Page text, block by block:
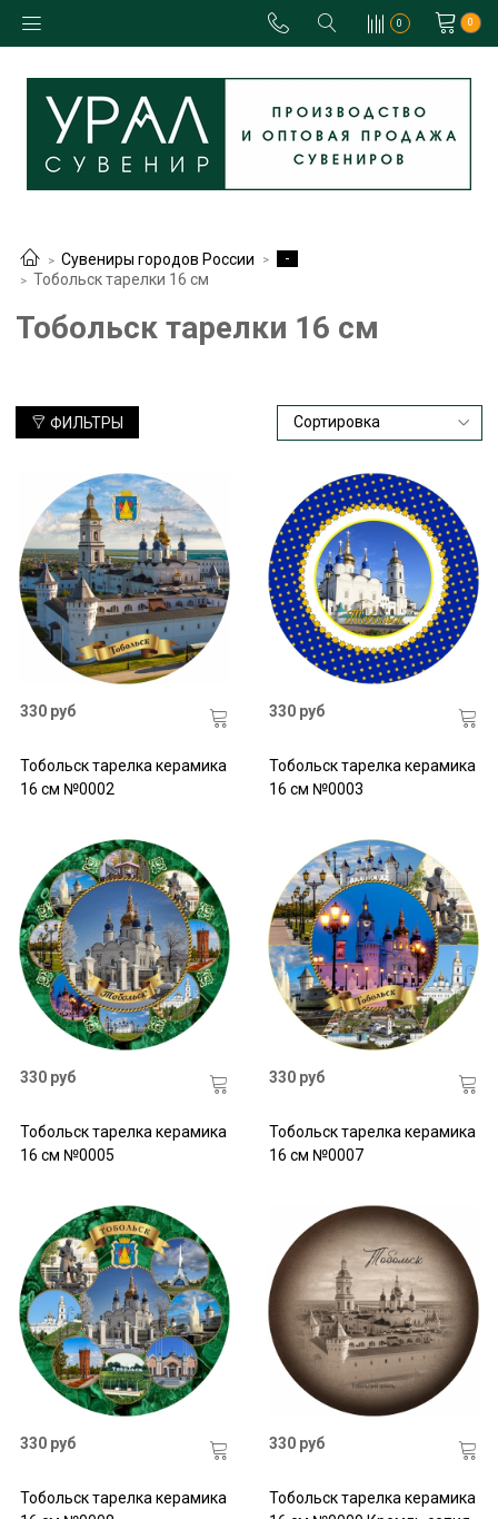
0 0
Сувениры городов России
-
Тобольск тарелки 16 см
Тобольск тарелки 16 см
ФИЛЬТРЫ
330 руб
Тобольск тарелка керамика
16 см №0002
330 руб
Тобольск тарелка керамика
16 см №0003
330 руб
Тобольск тарелка керамика
16 см №0005
330 руб
Тобольск тарелка керамика
16 см №0007
330 руб
Тобольск тарелка керамика
330 руб
Тобольск тарелка керамика